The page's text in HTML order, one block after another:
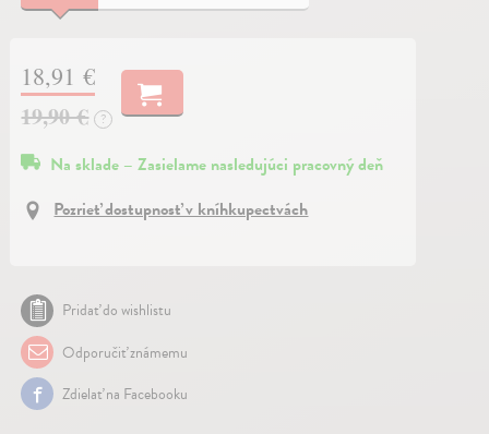
18,91 €
19,90 €
?
Na sklade – Zasielame nasledujúci pracovný deň
Pozrieť dostupnosť v kníhkupectvách
Pridať do wishlistu
Odporučiť známemu
Zdielať na Facebooku